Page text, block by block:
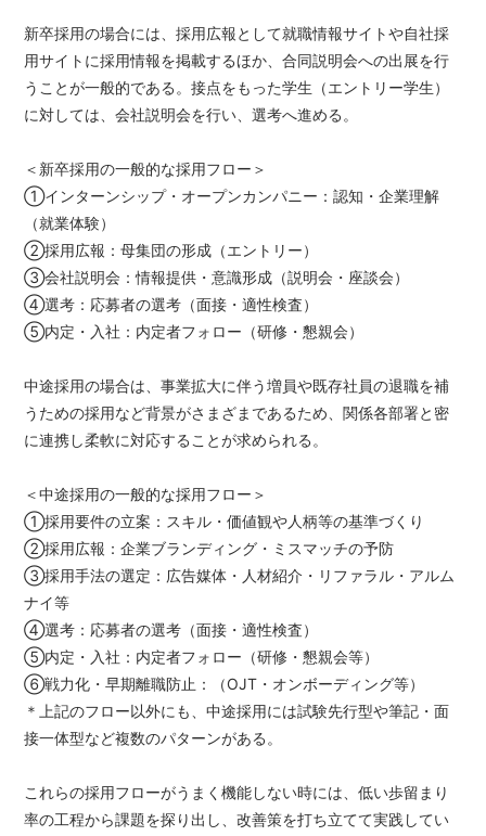
新卒採用の場合には、採用広報として就職情報サイトや自社採
用サイトに採用情報を掲載するほか、合同説明会への出展を行
うことが一般的である。接点をもった学生（エントリー学生）
に対しては、会社説明会を行い、選考へ進める。
＜新卒採用の一般的な採用フロー＞
①インターンシップ・オープンカンパニー：認知・企業理解
（就業体験）
②採用広報：母集団の形成（エントリー）
③会社説明会：情報提供・意識形成（説明会・座談会）
④選考：応募者の選考（面接・適性検査）
⑤内定・入社：内定者フォロー（研修・懇親会）
中途採用の場合は、事業拡大に伴う増員や既存社員の退職を補
うための採用など背景がさまざまであるため、関係各部署と密
に連携し柔軟に対応することが求められる。
＜中途採用の一般的な採用フロー＞
①採用要件の立案：スキル・価値観や人柄等の基準づくり
②採用広報：企業ブランディング・ミスマッチの予防
③採用手法の選定：広告媒体・人材紹介・リファラル・アルム
ナイ等
④選考：応募者の選考（面接・適性検査）
⑤内定・入社：内定者フォロー（研修・懇親会等）
⑥戦力化・早期離職防止：（OJT・オンボーディング等）
＊上記のフロー以外にも、中途採用には試験先行型や筆記・面
接一体型など複数のパターンがある。
これらの採用フローがうまく機能しない時には、低い歩留まり
率の工程から課題を探り出し、改善策を打ち立てて実践してい